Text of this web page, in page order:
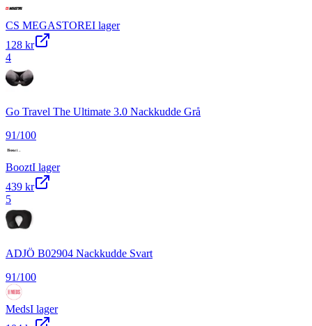
CS MEGASTOREI lager
128 kr
4
Go Travel The Ultimate 3.0 Nackkudde Grå
91/100
BooztI lager
439 kr
5
ADJÖ B02904 Nackkudde Svart
91/100
MedsI lager